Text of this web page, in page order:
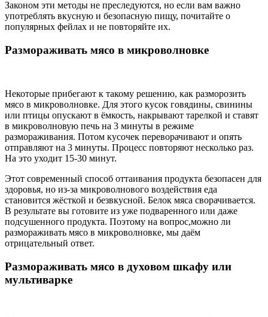
Законом эти методы не преследуются, но если вам важно
употреблять вкусную и безопасную пищу, почитайте о
популярных фейлах и не повторяйте их.
Размораживать мясо в микроволновке
Некоторые прибегают к такому решению, как разморозить
мясо в микроволновке. Для этого кусок говядины, свинины
или птицы опускают в ёмкость, накрывают тарелкой и ставят
в микроволновую печь на 3 минуты в режиме
размораживания. Потом кусочек переворачивают и опять
отправляют на 3 минуты. Процесс повторяют несколько раз.
На это уходит 15-30 минут.
Этот современный способ оттаивания продукта безопасен для
здоровья, но из-за микроволнового воздействия еда
становится жёсткой и безвкусной. Белок мяса сворачивается.
В результате вы готовите из уже подваренного или даже
подсушенного продукта. Поэтому на вопрос,можно ли
размораживать мясо в микроволновке, мы даём
отрицательный ответ.
Размораживать мясо в духовом шкафу или
мультиварке